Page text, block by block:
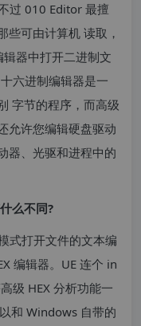
过 010 Editor 最擅
些可由计算机 读取，
器中打开二进制文
六进制编辑器是一
字节的程序，而高级
允许您编辑硬盘驱动
器、光驱和进程中的
么不同?
式打开文件的文本编
编辑器。UE 连个 in
级 HEX 分析功能一
和 Windows 自带的